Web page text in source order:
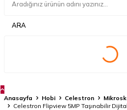
ARA
Anasayfa Hobi Celestron
Celestron Flipview 5MP Taşınabilir